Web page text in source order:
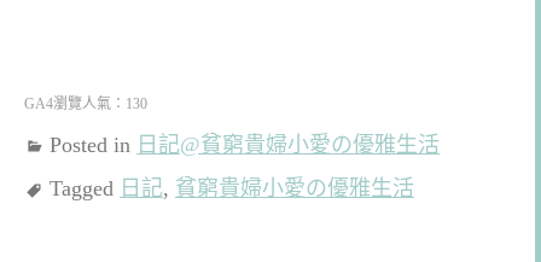
GA4瀏覽人氣：130
Posted in 日記@貧窮貴婦小愛の優雅生活
Tagged 日記, 貧窮貴婦小愛の優雅生活